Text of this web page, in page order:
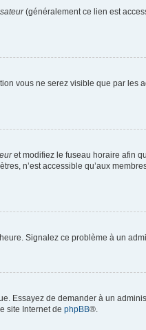
(généralement ce lien est
vous ne serez visible que par les
et modifiez le fuseau horaire afin
n’est accessible qu’aux
Signalez ce problème à un
Essayez de demander à un
site Internet de phpBB®.